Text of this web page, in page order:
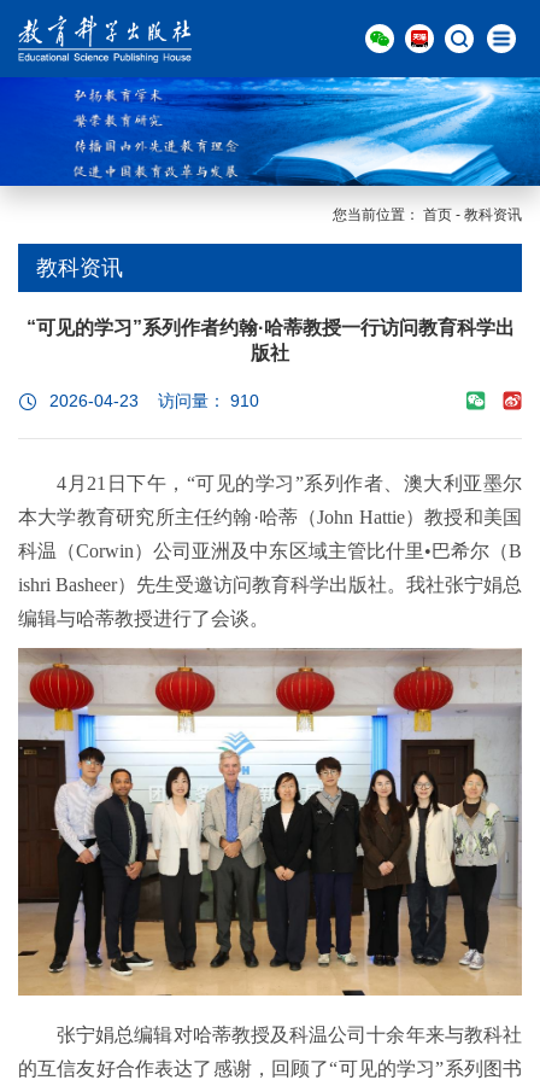
您当前位置： 首页 - 教科资讯
教科资讯
“可见的学习”系列作者约翰·哈蒂教授一行访问教育科学出
版社
2026-04-23 访问量： 910
4月21日下午，“可见的学习”系列作者、澳大利亚墨尔
本大学教育研究所主任约翰·哈蒂（John Hattie）教授和美国
科温（Corwin）公司亚洲及中东区域主管比什里•巴希尔（B
ishri Basheer）先生受邀访问教育科学出版社。我社张宁娟总
编辑与哈蒂教授进行了会谈。
张宁娟总编辑对哈蒂教授及科温公司十余年来与教科社
的互信友好合作表达了感谢，回顾了“可见的学习”系列图书